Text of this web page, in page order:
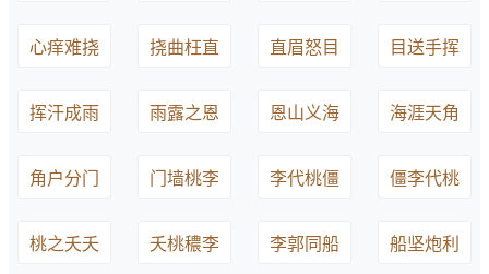
心痒难挠 挠曲枉直 直眉怒目 目送手挥
挥汗成雨 雨露之恩 恩山义海 海涯天角
角户分门 门墙桃李 李代桃僵 僵李代桃
桃之夭夭 夭桃穠李 李郭同船 船坚炮利